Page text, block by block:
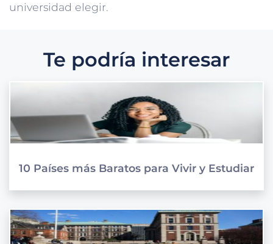
universidad elegir.
Te podría interesar
10 Países más Baratos para Vivir y Estudiar